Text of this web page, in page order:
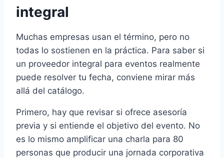
integral
Muchas empresas usan el término, pero no
todas lo sostienen en la práctica. Para saber si
un proveedor integral para eventos realmente
puede resolver tu fecha, conviene mirar más
allá del catálogo.
Primero, hay que revisar si ofrece asesoría
previa y si entiende el objetivo del evento. No
es lo mismo amplificar una charla para 80
personas que producir una jornada corporativa